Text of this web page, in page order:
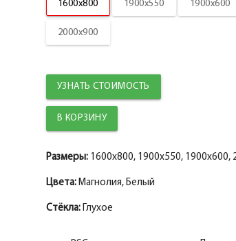
Добор 100 мм.
Наличник
Добор 150 мм.
Наличник фигурный МДФ PP, белый 75*16*2150,
Притворная планка МДФ PP, белый 30*8*2070
Розетка
1600x800
1900x550 1900x600
2000x900
УЗНАТЬ СТОИМОСТЬ
Размеры:1600x800, 1900x550, 1900x600,
Цвета:Магнолия, Белый
Стёкла:Глухое